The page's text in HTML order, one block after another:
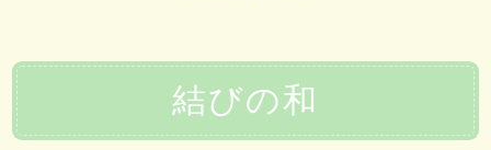
結びの和